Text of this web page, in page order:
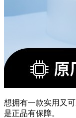
想拥有一款实用又
是正品有保障。